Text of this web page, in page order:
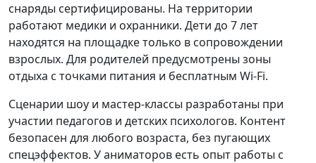
снаряды сертифицированы. На территории
работают медики и охранники. Дети до 7 лет
находятся на площадке только в сопровождении
взрослых. Для родителей предусмотрены зоны
отдыха с точками питания и бесплатным Wi-Fi.
Сценарии шоу и мастер-классы разработаны при
участии педагогов и детских психологов. Контент
безопасен для любого возраста, без пугающих
спецэффектов. У аниматоров есть опыт работы с